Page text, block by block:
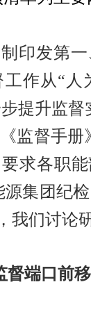
制印发第
作从“
提升监督
监督手
求各职
集团纪
我们讨论
督端口前